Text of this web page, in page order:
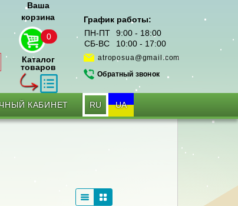
Ваша
корзина
0
Каталог
товаров
График работы:
ПН-ПТ
9:00 - 18:00
СБ-ВС
10:00 - 17:00
atroposua@gmail.com
Обратный звонок
КАБИНЕТ RU UA